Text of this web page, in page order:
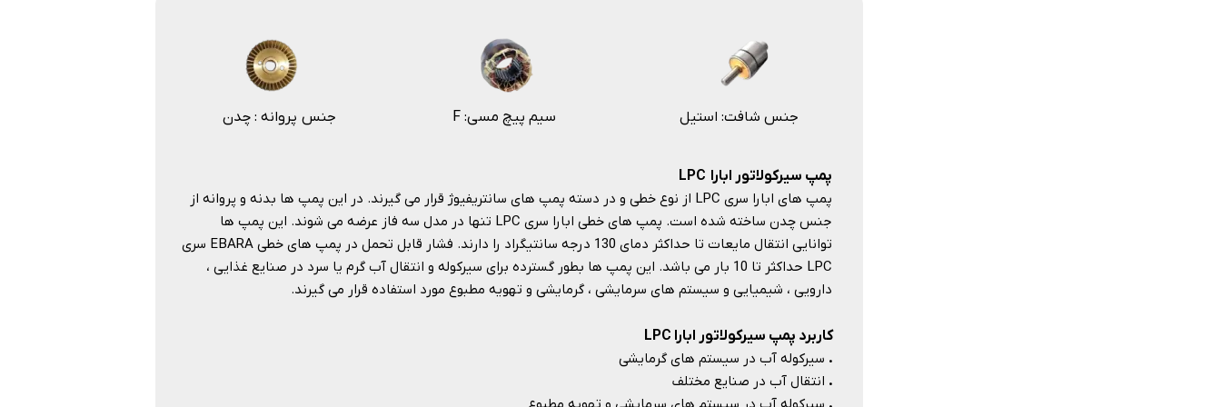
پمپ سیرکولاتور ابارا LPC
پمپ های ابارا سری LPC از نوع خطی و در دسته پمپ های سانتریفیوژ قرار می گیرند. در این پمپ ها بدنه و پروانه از
جنس چدن ساخته شده است. پمپ های خطی ابارا سری LPC تنها در مدل سه فاز عرضه می شوند. این پمپ ها
توانایی انتقال مایعات تا حداکثر دمای 130 درجه سانتیگراد را دارند. فشار قابل تحمل در پمپ های خطی EBARA سری
LPC حداکثر تا 10 بار می باشد. این پمپ ها بطور گسترده برای سیرکوله و انتقال آب گرم یا سرد در صنایع غذایی ،
دارویی ، شیمیایی و سیستم های سرمایشی ، گرمایشی و تهویه مطبوع مورد استفاده قرار می گیرند.​​​​​​​
جنس شافت: استیل F :سیم پیچ مسی جنس پروانه : چدن
کاربرد پمپ سیرکولاتور ابارا LPC
. سیرکوله آب در سیستم های گرمایشی
. انتقال آب در صنایع مختلف